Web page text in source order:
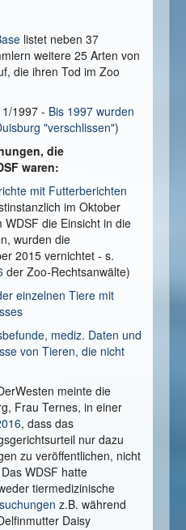
listet neben 37
weitere 25 Arten von
die ihren Tod im Zoo
1997 - Bis 1997 wurden
"verschlissen")
die
waren:
mit Futterberichten
im Oktober
die Einsicht in die
wurden die
2015 vernichtet - s.
der Zoo-Rechtsanwälte)
einzelnen Tiere mit
mediz. Daten und
von Tieren, die nicht
meinte die
Frau Ternes, in einer
, dass das
nur dazu
zu veröffentlichen, nicht
WDSF hatte
tiermedizinische
z.B. während
Daisy